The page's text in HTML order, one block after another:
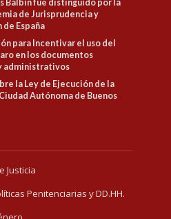
Balbín fue distinguido por la
de Jurisprudencia y
de España
para Incentivar el uso del
en los documentos
administrativos
la Ley de Ejecución de la
Autónoma de Buenos
Justicia
Penitenciarias y DD.HH.